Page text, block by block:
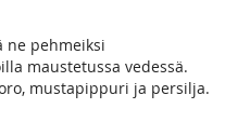
ne pehmeiksi
maustetussa vedessä.
mustapippuri ja persilja.